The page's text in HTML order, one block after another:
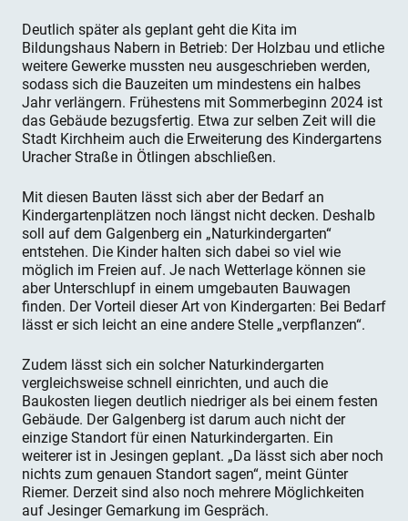
Deutlich später als geplant geht die Kita im
Bildungshaus Nabern in Betrieb: Der Holzbau und etliche
weitere Gewerke mussten neu ausgeschrieben werden,
sodass sich die Bauzeiten um mindestens ein halbes
Jahr verlängern. Frühestens mit Sommerbeginn 2024 ist
das Gebäude bezugsfertig. Etwa zur selben Zeit will die
Stadt Kirchheim auch die Erweiterung des Kindergartens
Uracher Straße in Ötlingen abschließen.
Mit diesen Bauten lässt sich aber der Bedarf an
Kindergartenplätzen noch längst nicht decken. Deshalb
soll auf dem Galgenberg ein „Naturkindergarten“
entstehen. Die Kinder halten sich dabei so viel wie
möglich im Freien auf. Je nach Wetterlage können sie
aber Unterschlupf in einem umgebauten Bauwagen
finden. Der Vorteil dieser Art von Kindergarten: Bei Bedarf
lässt er sich leicht an eine andere Stelle „verpflanzen“.
Zudem lässt sich ein solcher Naturkindergarten
vergleichsweise schnell einrichten, und auch die
Baukosten liegen deutlich niedriger als bei einem festen
Gebäude. Der Galgenberg ist darum auch nicht der
einzige Standort für einen Naturkindergarten. Ein
weiterer ist in Jesingen geplant. „Da lässt sich aber noch
nichts zum genauen Standort sagen“, meint Günter
Riemer. Derzeit sind also noch mehrere Möglichkeiten
auf Jesinger Gemarkung im Gespräch.